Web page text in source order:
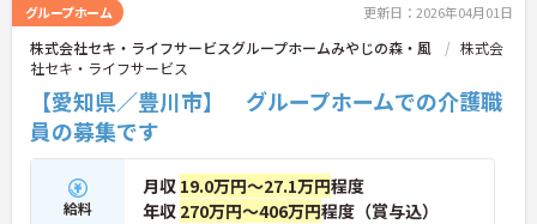
グループホーム 更新日：2026年04月01日
株式会社セキ・ライフサービスグループホームみやじの森・風
株式会
社セキ・ライフサービス
【愛知県／豊川市】 グループホームでの介護職
員の募集です
給料
月収 19.0万円～27.1万円程度
年収 270万円～406万円程度（賞与込）